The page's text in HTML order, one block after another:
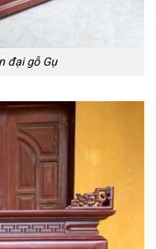
đại gỗ Gụ